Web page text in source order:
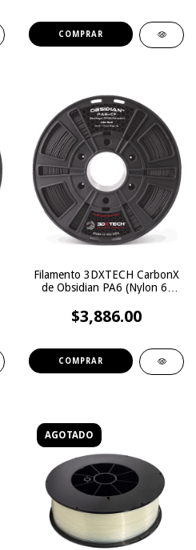
COMPRAR
Filamento 3DXTECH CarbonX
de Obsidian PA6 (Nylon 6)
gr.
$3,886.00
COMPRAR
AGOTADO